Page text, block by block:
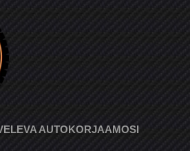
AUTOKORJAAMOSI